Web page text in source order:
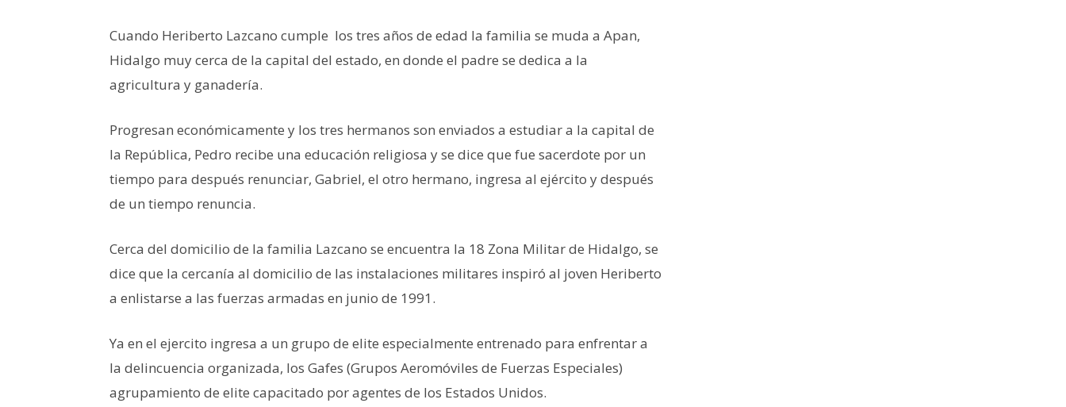
Cuando Heriberto Lazcano cumple los tres años de edad la familia se muda a Apan,
Hidalgo muy cerca de la capital del estado, en donde el padre se dedica a la
agricultura y ganadería.
Progresan económicamente y los tres hermanos son enviados a estudiar a la capital de
la República, Pedro recibe una educación religiosa y se dice que fue sacerdote por un
tiempo para después renunciar, Gabriel, el otro hermano, ingresa al ejército y después
de un tiempo renuncia.
Cerca del domicilio de la familia Lazcano se encuentra la 18 Zona Militar de Hidalgo, se
dice que la cercanía al domicilio de las instalaciones militares inspiró al joven Heriberto
a enlistarse a las fuerzas armadas en junio de 1991.
Ya en el ejercito ingresa a un grupo de elite especialmente entrenado para enfrentar a
la delincuencia organizada, los Gafes (Grupos Aeromóviles de Fuerzas Especiales)
agrupamiento de elite capacitado por agentes de los Estados Unidos.